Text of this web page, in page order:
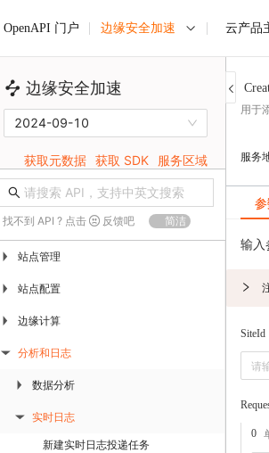
OpenAPI 门户 边缘安全加速 云产品
边缘安全加速
2024-09-10
获取元数据 获取 SDK 服务区域
找不到 API ? 点击 反馈吧 简洁
▶ 站点管理
▶ 站点配置
▶ 边缘计算
▶ 分析和日志
▶ 数据分析
▶ 实时日志
新建实时日志投递任务
用于
服务
输入
SiteId
0